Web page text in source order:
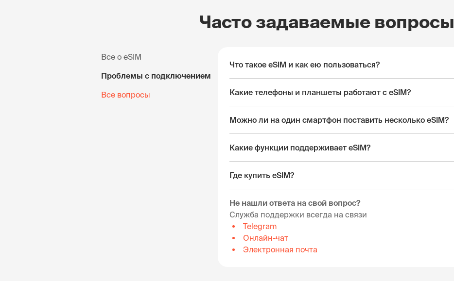
Часто задаваемые вопросы
Все о eSIM
Проблемы с подключением
Все вопросы
Что такое eSIM и как ею пользоваться?
Какие телефоны и планшеты работают с eSIM?
Можно ли на один смартфон поставить несколько eSIM?
Какие функции поддерживает eSIM?
Где купить eSIM?
Не нашли ответа на свой вопрос?
Служба поддержки всегда на связи
Telegram
Онлайн-чат
Электронная почта